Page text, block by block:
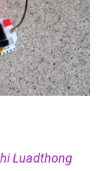
Luadthong